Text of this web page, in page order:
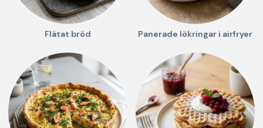
Flätat bröd Panerade lökringar i airfryer